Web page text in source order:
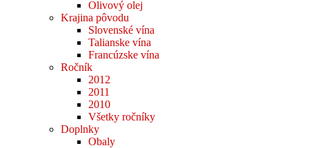
Olivový olej
Krajina pôvodu
Slovenské vína
Talianske vína
Francúzske vína
Ročník
2012
2011
2010
Všetky ročníky
Doplnky
Obaly